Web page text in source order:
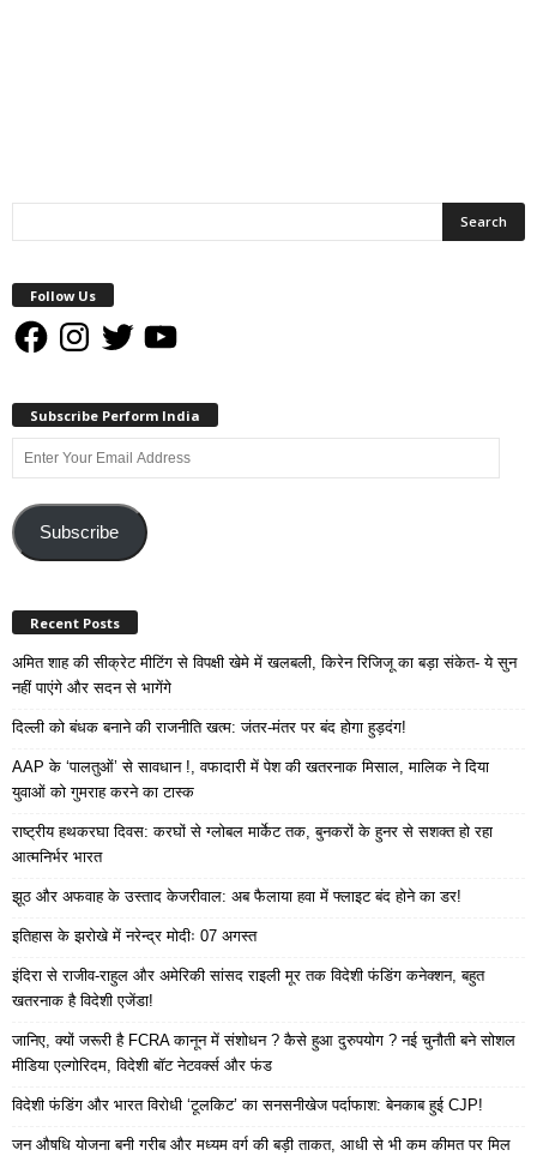
Follow Us
FacebookInstagram
Twitter YouTube
Subscribe Perform India
Enter
Your
AddressSubscribe
Recent Posts
अमित शाह की सीक्रेट मीटिंग से विपक्षी खेमे में खलबली, किरेन रिजिजू का बड़ा संकेत- ये सुन
नहीं पाएंगे और सदन से भागेंगे
दिल्ली को बंधक बनाने की राजनीति खत्म: जंतर-मंतर पर बंद होगा हुड़दंग!
AAP के ‘पालतुओं’ से सावधान !, वफादारी में पेश की खतरनाक मिसाल, मालिक ने दिया
युवाओं को गुमराह करने का टास्क
राष्ट्रीय हथकरघा दिवस: करघों से ग्लोबल मार्केट तक, बुनकरों के हुनर से सशक्त हो रहा
आत्मनिर्भर भारत
झूठ और अफवाह के उस्ताद केजरीवाल: अब फैलाया हवा में फ्लाइट बंद होने का डर!
इतिहास के झरोखे में नरेन्द्र मोदीः 07 अगस्त
इंदिरा से राजीव-राहुल और अमेरिकी सांसद राइली मूर तक विदेशी फंडिंग कनेक्शन, बहुत
खतरनाक है विदेशी एजेंडा!
जानिए, क्यों जरूरी है FCRA कानून में संशोधन ? कैसे हुआ दुरुपयोग ? नई चुनौती बने सोशल
मीडिया एल्गोरिदम, विदेशी बॉट नेटवर्क्स और फंड
विदेशी फंडिंग और भारत विरोधी ‘टूलकिट’ का सनसनीखेज पर्दाफाश: बेनकाब हुई CJP!
जन औषधि योजना बनी गरीब और मध्यम वर्ग की बड़ी ताकत, आधी से भी कम कीमत पर मिल